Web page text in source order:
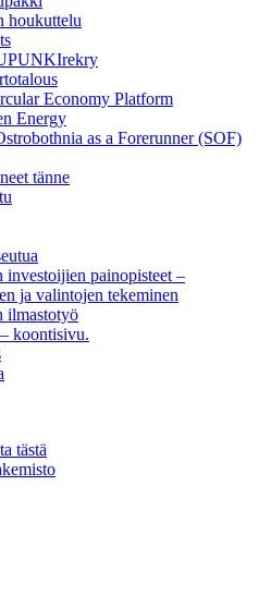
houkuttelu
Economy Platform
Energy
as a Forerunner (SOF)
tänne
investoijien painopisteet –
ja valintojen tekeminen
ilmastotyö
koontisivu.
tästä